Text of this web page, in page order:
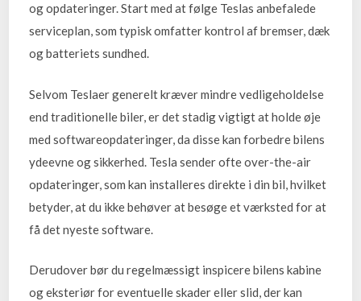
og opdateringer. Start med at følge Teslas anbefalede
serviceplan, som typisk omfatter kontrol af bremser, dæk
og batteriets sundhed.
Selvom Teslaer generelt kræver mindre vedligeholdelse
end traditionelle biler, er det stadig vigtigt at holde øje
med softwareopdateringer, da disse kan forbedre bilens
ydeevne og sikkerhed. Tesla sender ofte over-the-air
opdateringer, som kan installeres direkte i din bil, hvilket
betyder, at du ikke behøver at besøge et værksted for at
få det nyeste software.
Derudover bør du regelmæssigt inspicere bilens kabine
og eksteriør for eventuelle skader eller slid, der kan